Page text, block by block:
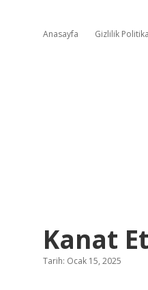
Anasayfa Gizlilik
Kanat
Tarih: Ocak 15, 2025